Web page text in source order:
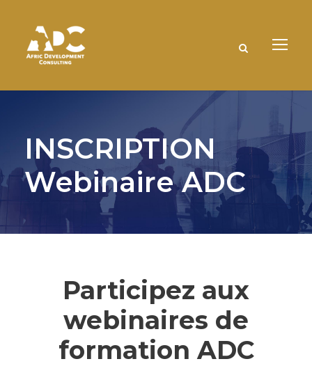
INSCRIPTION
Webinaire ADC
Participez aux
webinaires de
formation ADC